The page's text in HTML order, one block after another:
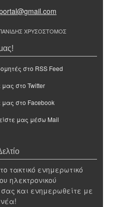
ΧΡΥΣΟΣΤΟΜΟΣ
στο RSS Feed
στο Twitter
στο Facebook
μας μέσω Mail
τακτικό ενημερωτικό
ηλεκτρονικού
και ενημερωθείτε με